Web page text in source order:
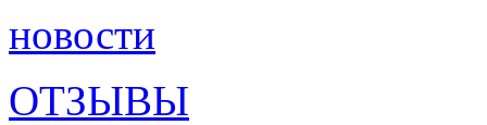
новости
ОТЗЫВЫ